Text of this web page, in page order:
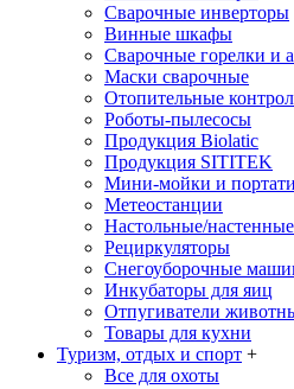
Сварочные инверторы
Винные шкафы
Сварочные горелки и
Маски сварочные
Отопительные
Роботы-пылесосы
Продукция Biolatic
Продукция SITITEK
Мини-мойки и
Метеостанции
Настольные/
Рециркуляторы
Снегоуборочные
Инкубаторы для яиц
Отпугиватели
Товары для кухни
Туризм, отдых и спорт +
Все для охоты